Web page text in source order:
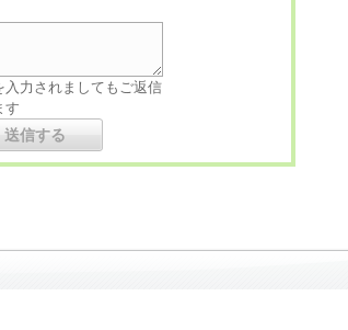
入力されましてもご返信
す